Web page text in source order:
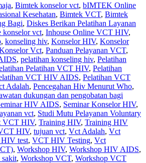
, Bimtek konselor vct, bIMTEK Online
Kesehatan, Bimtek VCT, Bimtek
Bagi, Diskes Berikan Pelatihan Layanan
konselor vct, Inhouse Online VCT HIV,
, konseling hiv, Konselor HIV, Konselor
Vct, Panduan Pelayanan VCT,
, pelatihan konseling hiv, Pelatihan
Pelatihan VCT HIV, Pelatihan
VCT HIV AIDS, Pelatihan VCT
Adalah, Pencegahan Hiv Menurut Who,
dukungan dan pengobatan bagi
HIV AIDS, Seminar Konselor HIV,
vct, Studi Mutu Pelayanan Voluntary
VCT HIV, Training HIV, Training HIV
HIV, tujuan vct, Vct Adalah, Vct
test, VCT HIV Testing, Vct
, Workshop HIV, Workshop HIV AIDS,
sakit, Workshop VCT, Workshop VCT